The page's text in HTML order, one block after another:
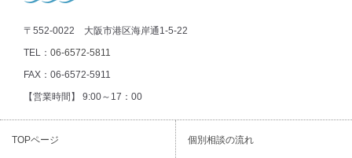
〒552-0022 大阪市港区海岸通1-5-22
TEL： 06-6572-5811
FAX：06-6572-5911
【営業時間】 9:00～17：00
TOPページ 個別相談の流れ